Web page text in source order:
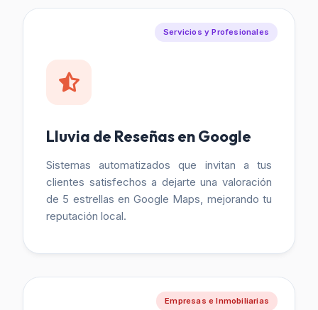
Servicios y Profesionales
Lluvia de Reseñas en Google
Sistemas automatizados que invitan a tus
clientes satisfechos a dejarte una valoración
de 5 estrellas en Google Maps, mejorando tu
reputación local.
Empresas e Inmobiliarias